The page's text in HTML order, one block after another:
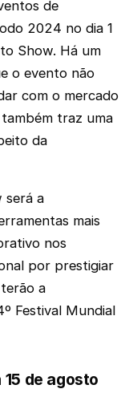
de
2024 no dia 1
Show. Há um
o evento não
com o mercado
traz uma
da
será a
mais
nos
por prestigiar
a
Festival Mundial
15 de agosto